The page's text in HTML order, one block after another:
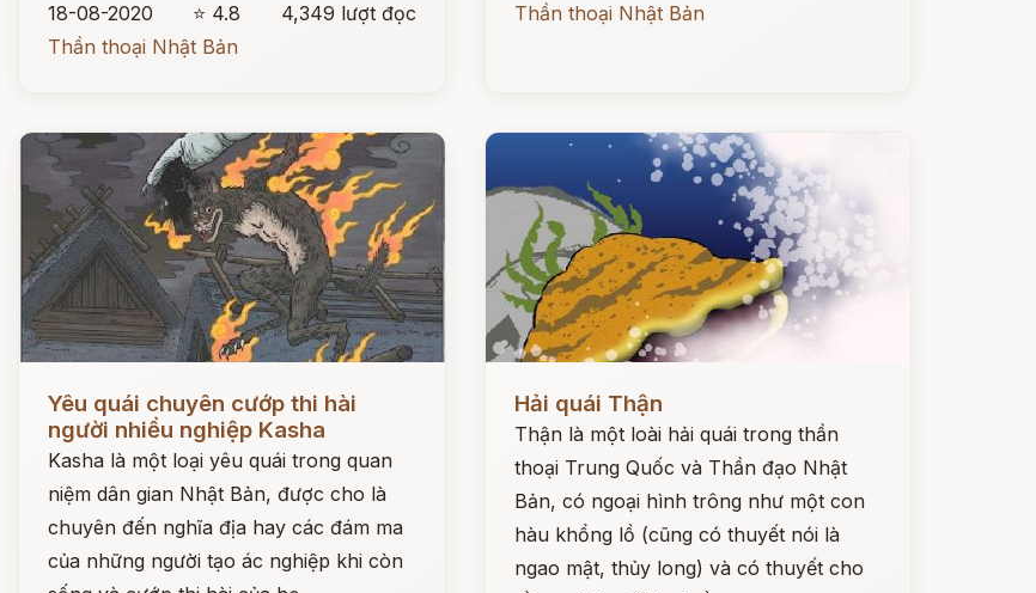
18-08-2020
⭐ 4.8
4,349 lượt đọc
Thần thoại Nhật Bản
Thần thoại Nhật Bản
Yêu quái chuyên cướp thi hài
người nhiều nghiệp Kasha
Kasha là một loại yêu quái trong quan
niệm dân gian Nhật Bản, được cho là
chuyên đến nghĩa địa hay các đám ma
của những người tạo ác nghiệp khi còn
Hải quái Thận
Thận là một loài hải quái trong thần
thoại Trung Quốc và Thần đạo Nhật
Bản, có ngoại hình trông như một con
hàu khổng lồ (cũng có thuyết nói là
ngao mật, thủy long) và có thuyết cho